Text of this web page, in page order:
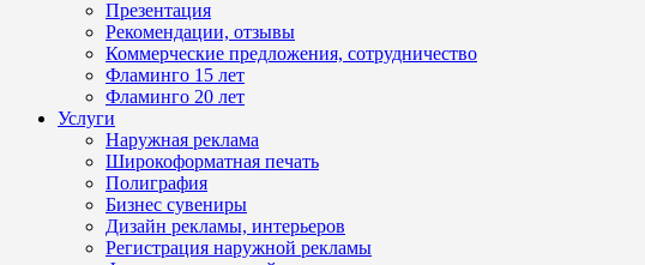
Презентация
Рекомендации, отзывы
Коммерческие предложения, сотрудничество
Фламинго 15 лет
Фламинго 20 лет
Услуги
Наружная реклама
Широкоформатная печать
Полиграфия
Бизнес сувениры
Дизайн рекламы, интерьеров
Регистрация наружной рекламы